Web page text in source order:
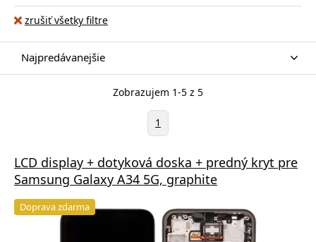
zrušiť všetky filtre
Najpredávanejšie
Zobrazujem 1-5 z 5
1
LCD display + dotyková doska + predný kryt pre
Samsung Galaxy A34 5G, graphite
Doprava zdarma